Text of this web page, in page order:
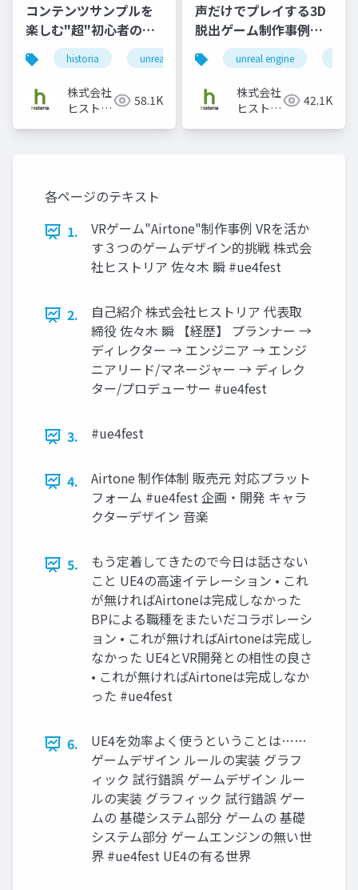
コンテンツサンプルを
楽しむ"超"初心者の為
のNiagara
historia unreal engine niagara games
株式会社
ヒストリ
58.1K
声だけでプレイする3D
脱出ゲーム制作事例～
ChatGPTでセリフと行
動を制御～
unreal engine
株式会社
ヒストリ
42.1K
各ページのテキスト
1.
VRゲーム"Airtone"制作事例 VRを活か
す３つのゲームデザイン的挑戦 株式会
社ヒストリア 佐々木 瞬 #ue4fest
2.
自己紹介 株式会社ヒストリア 代表取
締役 佐々木 瞬 【経歴】 プランナー →
ディレクター → エンジニア → エンジ
ニアリード/マネージャー → ディレク
ター/プロデューサー #ue4fest
3. #ue4fest
4.
Airtone 制作体制 販売元 対応プラット
フォーム #ue4fest 企画・開発 キャラ
クターデザイン 音楽
5.
もう定着してきたので今日は話さない
こと UE4の高速イテレーション • これ
が無ければAirtoneは完成しなかった
BPによる職種をまたいだコラボレーシ
ョン • これが無ければAirtoneは完成し
なかった UE4とVR開発との相性の良さ
• これが無ければAirtoneは完成しなか
った #ue4fest
6.
UE4を効率よく使うということは……
ゲームデザイン ルールの実装 グラフ
ィック 試行錯誤 ゲームデザイン ルー
ルの実装 グラフィック 試行錯誤 ゲー
ムの 基礎システム部分 ゲームの 基礎
システム部分 ゲームエンジンの無い世
界 #ue4fest UE4の有る世界